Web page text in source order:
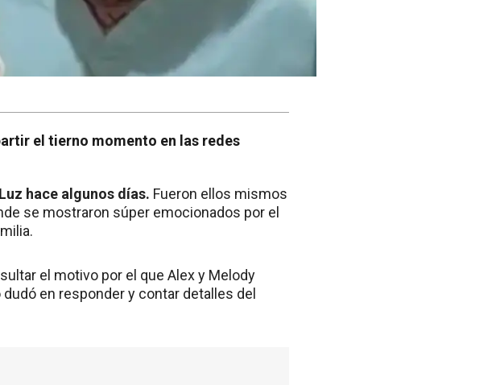
el tierno momento en las redes
hace algunos días. Fueron ellos mismos
se mostraron súper emocionados por el
el motivo por el que Alex y Melody
en responder y contar detalles del